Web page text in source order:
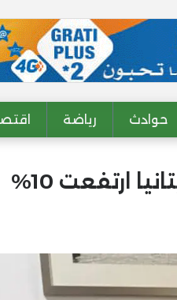
حوادث رياضة
النقد الدولي: الاستثمارات العمومية بموريتانيا ارتفعت 10%